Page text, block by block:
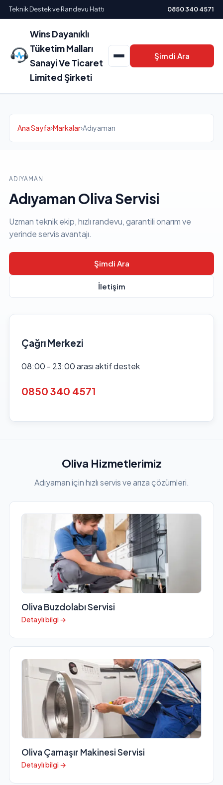
Teknik Destek ve Randevu Hattı 0850 340 4571
Wins Dayanıklı
Tüketim Malları
Sanayi Ve Ticaret
Limited Şirketi
Şimdi Ara
Ana Sayfa›Markalar›Adıyaman
ADIYAMAN
Adıyaman Oliva Servisi
Uzman teknik ekip, hızlı randevu, garantili onarım ve
yerinde servis avantajı.
Şimdi Ara
İletişim
Çağrı Merkezi
08:00 - 23:00 arası aktif destek
0850 340 4571
Oliva Hizmetlerimiz
Adıyaman için hızlı servis ve arıza çözümleri.
Oliva Buzdolabı Servisi
Detaylı bilgi →
Oliva Çamaşır Makinesi Servisi
Detaylı bilgi →